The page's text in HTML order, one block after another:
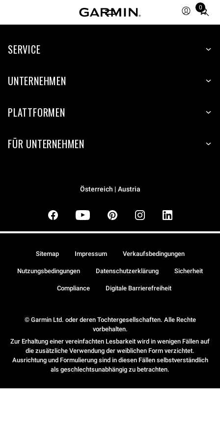
0
Total
items
cart:
SERVICE
UNTERNEHMEN
PLATTFORMEN
FÜR UNTERNEHMEN
Österreich | Austria
© Garmin Ltd. oder deren Tochtergesellschaften. Alle Rechte
vorbehalten.
Zur Erhaltung einer vereinfachten Lesbarkeit wird in wenigen Fällen auf
die zusätzliche Verwendung der weiblichen Form verzichtet.
Ausrichtung und Formulierung sind in diesen Fällen selbstverständlich
als geschlechtsunabhängig zu betrachten.
Sitemap Impressum Verkaufsbedingungen
Nutzungsbedingungen Datenschutzerklärung Sicherheit
Compliance Digitale Barrierefreiheit